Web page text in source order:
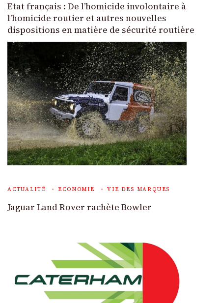
Etat français : De l’homicide involontaire à
l’homicide routier et autres nouvelles
dispositions en matière de sécurité routière
ACTUALITÉ ECONOMIE VIE DES MARQUES
Jaguar Land Rover rachète Bowler